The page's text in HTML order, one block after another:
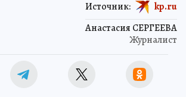
Анастасия СЕРГЕЕВА
Журналист
Источник: kp.ru